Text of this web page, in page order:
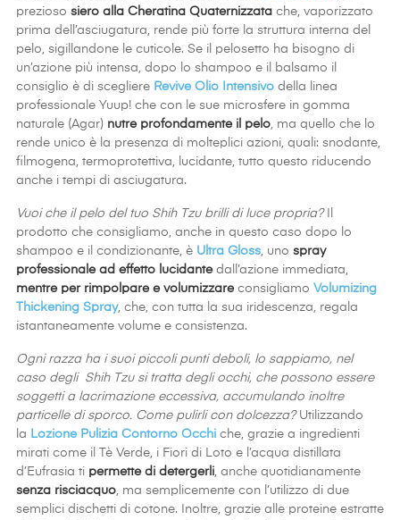
prezioso siero alla Cheratina Quaternizzata che, vaporizzato
prima dell’asciugatura, rende più forte la struttura interna del
pelo, sigillandone le cuticole. Se il pelosetto ha bisogno di
un’azione più intensa, dopo lo shampoo e il balsamo il
consiglio è di scegliere Revive Olio Intensivo della linea
professionale Yuup! che con le sue microsfere in gomma
naturale (Agar) nutre profondamente il pelo , ma quello che lo
rende unico è la presenza di molteplici azioni, quali: snodante,
filmogena, termoprotettiva, lucidante, tutto questo riducendo
anche i tempi di asciugatura.
Vuoi che il pelo del tuo Shih Tzu brilli di luce propria?Il
prodotto che consigliamo, anche in questo caso dopo lo
shampoo e il condizionante, è Ultra Gloss , uno spray
professionale ad effetto lucidantedall’azione immediata,
mentre per rimpolpare e volumizzareconsigliamo Volumizing
Thickening Spray, che, con tutta la sua iridescenza, regala
istantaneamente volume e consistenza.
Ogni razza ha i suoi piccoli punti deboli, lo sappiamo, nel
caso degli Shih Tzu si tratta degli occhi, che possono essere
soggetti a lacrimazione eccessiva, accumulando inoltre
particelle di sporco. Come pulirli con dolcezza?Utilizzando
la Lozione Pulizia Contorno Occhi che, grazie a ingredienti
mirati come il Tè Verde, i Fiori di Loto e l’acqua distillata
d’Eufrasia ti permette di detergerli , anche quotidianamente
senza risciacquo , ma semplicemente con l’utilizzo di due
semplici dischetti di cotone. Inoltre, grazie alle proteine estratte